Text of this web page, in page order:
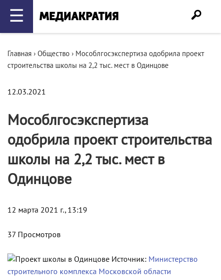
☰
Главная › Общество › Мособлгосэкспертиза одобрила проект
строительства школы на 2,2 тыс. мест в Одинцове
12.03.2021
Мособлгосэкспертиза
одобрила проект строительства
школы на 2,2 тыс. мест в
Одинцове
12 марта 2021 г., 13:19
37 Просмотров
Источник: Министерство
строительного комплекса Московской области